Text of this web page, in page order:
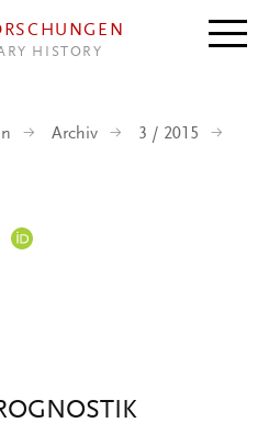
HISTORY
Archiv
3 / 2015